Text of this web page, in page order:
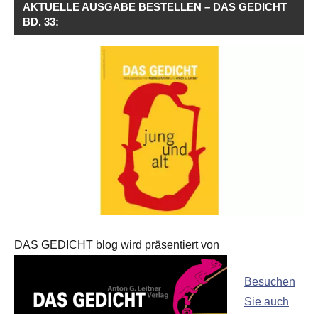
AKTUELLE AUSGABE BESTELLEN – DAS GEDICHT
BD. 33:
DAS GEDICHT blog wird präsentiert von
Besuchen
Sie auch